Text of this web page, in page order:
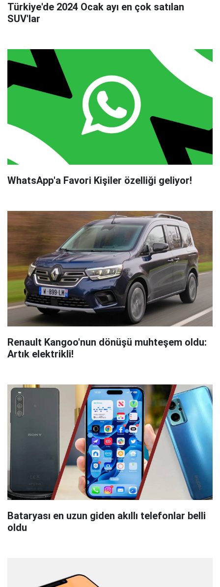
Türkiye'de 2024 Ocak ayı en çok satılan
SUV'lar
WhatsApp'a Favori Kişiler özelliği geliyor!
Renault Kangoo'nun dönüşü muhteşem oldu:
Artık elektrikli!
Bataryası en uzun giden akıllı telefonlar belli
oldu